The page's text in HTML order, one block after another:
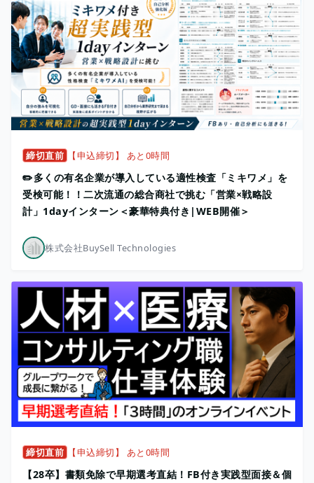
締切直前 【申込締切】 あと0時間
✏️多くの有名企業が導入している適性検査「ミキワメ」を
受検可能！！二次流通の総合商社で挑む「営業×戦略設
計」1dayインターン＜豪華特典付き|WEB開催＞
株式会社BuySell Technologies
締切直前 【申込締切】 あと0時間
【28卒】書類免除で早期選考直結！FB付き実践型面接＆個